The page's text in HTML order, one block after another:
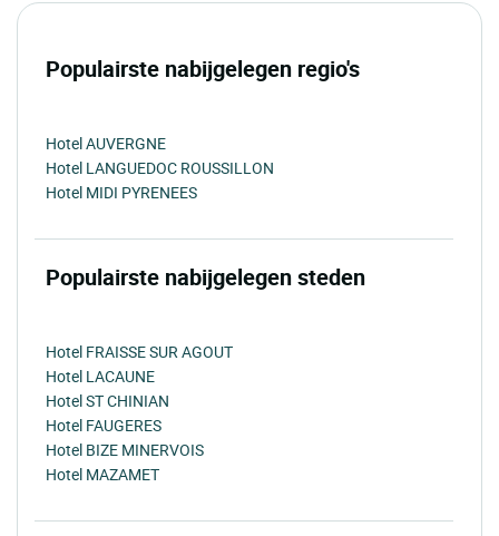
Populairste nabijgelegen regio's
Hotel AUVERGNE
Hotel LANGUEDOC ROUSSILLON
Hotel MIDI PYRENEES
Populairste nabijgelegen steden
Hotel FRAISSE SUR AGOUT
Hotel LACAUNE
Hotel ST CHINIAN
Hotel FAUGERES
Hotel BIZE MINERVOIS
Hotel MAZAMET